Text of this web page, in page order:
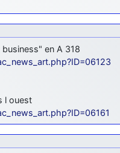
en A 318
l ouest